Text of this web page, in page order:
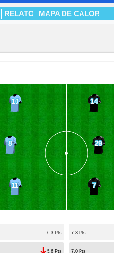
MAPA DE CALOR
RELATO
10
8
11
14
29
7
6.3 Pts
5.6 Pts
7.3 Pts
7.0 Pts